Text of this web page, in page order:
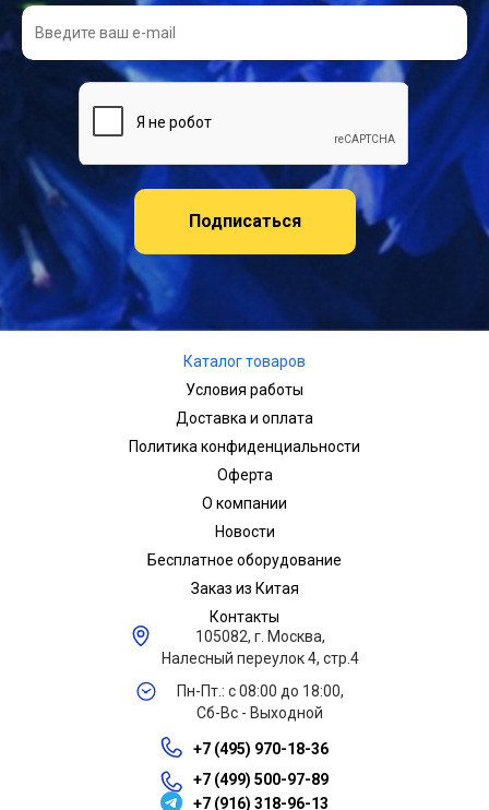
Подписаться
Каталог товаров
Условия работы
Доставка и оплата
Политика конфиденциальности
Оферта
О компании
Новости
Бесплатное оборудование
Заказ из Китая
Контакты
105082, г. Москва,
Налесный переулок 4, стр.4
Пн-Пт.: с 08:00 до 18:00,
Сб-Вс - Выходной
+7 (495) 970-18-36
+7 (499) 500-97-89
+7 (916) 318-96-13